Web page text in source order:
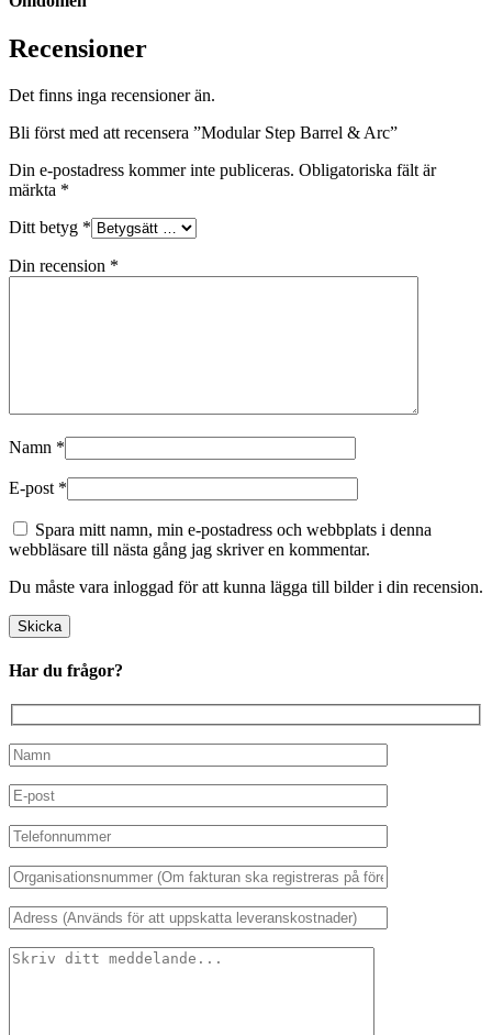
Recensioner
Det finns inga recensioner än.
Bli först med att recensera ”Modular Step Barrel & Arc”
Din e-postadress kommer inte publiceras. Obligatoriska fält är
märkta *
Ditt betyg *
Din recension *
Namn *
E-post *
Spara mitt namn, min e-postadress och webbplats i denna
webbläsare till nästa gång jag skriver en kommentar.
Du måste vara inloggad för att kunna lägga till bilder i din recension.
Har du frågor?